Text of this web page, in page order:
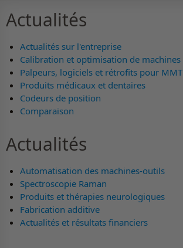
Actualités
Actualités sur l'entreprise
Calibration et optimisation de machines
Palpeurs, logiciels et rétrofits pour MMT
Produits médicaux et dentaires
Codeurs de position
Comparaison
Actualités
Automatisation des machines-outils
Spectroscopie Raman
Produits et thérapies neurologiques
Fabrication additive
Actualités et résultats financiers